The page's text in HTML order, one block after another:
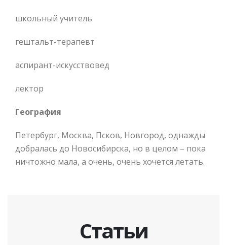
школьный учитель
гештальт-терапевт
аспирант-искусствовед
лектор
География
Петербург, Москва, Псков, Новгород, однажды
добралась до Новосибирска, но в целом – пока
ничтожно мала, а очень, очень хочется летать.
Статьи